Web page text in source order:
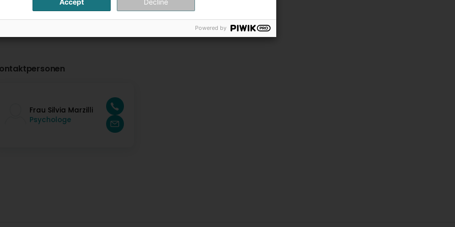
Frau Silvia Marzilli
Psychologe
Accept Decline
Powered by